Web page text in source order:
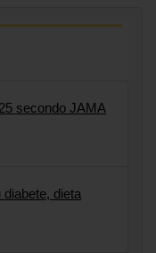
secondo JAMA
dieta